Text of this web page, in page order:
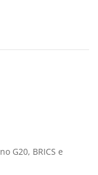
G20, BRICS e